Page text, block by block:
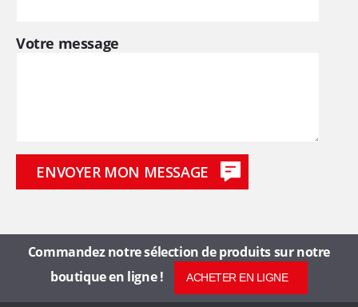
6
a
n
Votre message
Commandez notre sélection de produits sur notre
boutique en ligne !
ACHETER EN LIGNE